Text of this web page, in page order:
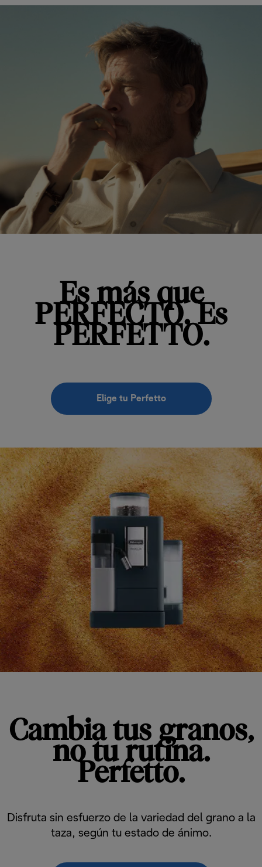
Es más que
PERFECTO. Es
PERFETTO.
Elige tu Perfetto
Cambia tus granos,
no tu rutina.
Perfetto.
Disfruta sin esfuerzo de la variedad del grano a la
taza, según tu estado de ánimo.